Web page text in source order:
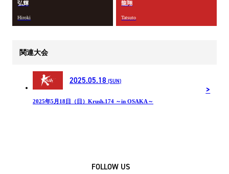
弘輝
Hiroki
龍翔
Tatsuto
関連大会
2025.05.18 (SUN)
2025年5月18日（日）Krush.174 ～in OSAKA～
FOLLOW US